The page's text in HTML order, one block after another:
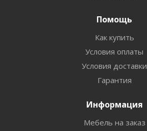
Помощь
Как купить
Условия оплаты
Условия доставки
Гарантия
Информация
Мебель на заказ